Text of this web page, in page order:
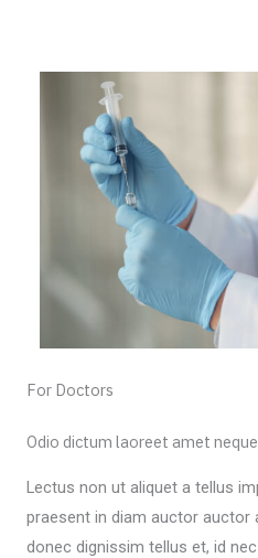
For Doctors
Odio dictum laoreet amet
Lectus non ut aliquet a tellus
praesent in diam auctor auctor
donec dignissim tellus et, id